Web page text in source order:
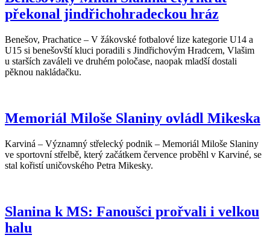
překonal jindřichohradeckou hráz
Benešov, Prachatice – V žákovské fotbalové lize kategorie U14 a
U15 si benešovští kluci poradili s Jindřichovým Hradcem, Vlašim
u starších zaváleli ve druhém poločase, naopak mladší dostali
pěknou nakládačku.
Memoriál Miloše Slaniny ovládl Mikeska
Karviná – Významný střelecký podnik – Memoriál Miloše Slaniny
ve sportovní střelbě, který začátkem července proběhl v Karviné, se
stal kořistí uničovského Petra Mikesky.
Slanina k MS: Fanoušci prořvali i velkou
halu